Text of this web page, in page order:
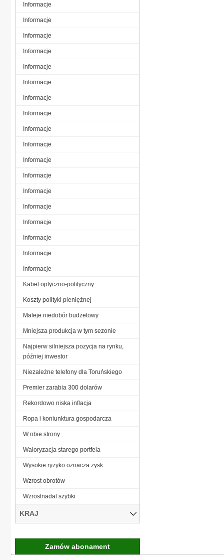
Informacje
Informacje
Informacje
Informacje
Informacje
Informacje
Informacje
Informacje
Informacje
Informacje
Informacje
Informacje
Informacje
Informacje
Informacje
Informacje
Informacje
Informacje
Kabel optyczno-polityczny
Koszty polityki pieniężnej
Maleje niedobór budżetowy
Mniejsza produkcja w tym sezonie
Najpierw silniejsza pozycja na rynku,
później inwestor
Niezależne telefony dla Toruńskiego
Premier zarabia 300 dolarów
Rekordowo niska inflacja
Ropa i koniunktura gospodarcza
W obie strony
Waloryzacja starego portfela
Wysokie ryzyko oznacza zysk
Wzrost obrotów
Wzrostnadal szybki
KRAJ
Zamów abonament